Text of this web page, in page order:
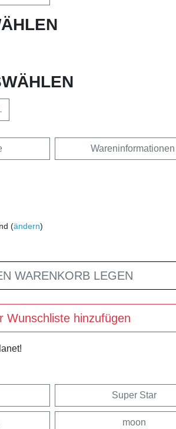
Wareninformationen
(ändern)
WARENKORB LEGEN
Wunschliste hinzufügen
Super Star
moon